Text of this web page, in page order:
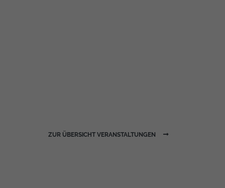
ZUR ÜBERSICHT VERANSTALTUNGEN